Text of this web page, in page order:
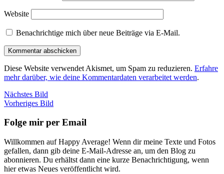
Website
Benachrichtige mich über neue Beiträge via E-Mail.
Diese Website verwendet Akismet, um Spam zu reduzieren. Erfahre
mehr darüber, wie deine Kommentardaten verarbeitet werden.
Nächstes Bild
Vorheriges Bild
Folge mir per Email
Willkommen auf Happy Average! Wenn dir meine Texte und Fotos
gefallen, dann gib deine E-Mail-Adresse an, um den Blog zu
abonnieren. Du erhältst dann eine kurze Benachrichtigung, wenn
hier etwas Neues veröffentlicht wird.